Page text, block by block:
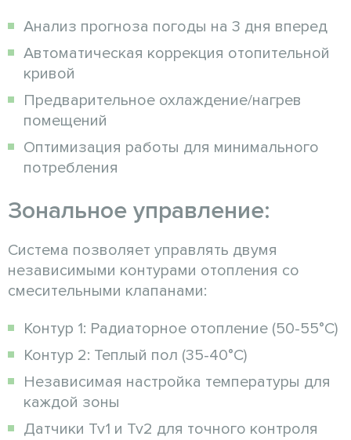
Анализ прогноза погоды на 3 дня вперед
Автоматическая коррекция отопительной
кривой
Предварительное охлаждение/нагрев
помещений
Оптимизация работы для минимального
потребления
Зональное управление:
Система позволяет управлять двумя
независимыми контурами отопления со
смесительными клапанами:
Контур 1: Радиаторное отопление (50-55°C)
Контур 2: Теплый пол (35-40°C)
Независимая настройка температуры для
каждой зоны
Датчики Tv1 и Tv2 для точного контроля